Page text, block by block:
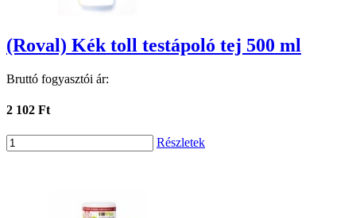
(Roval) Kék toll testápoló tej 500 ml
Bruttó fogyasztói ár:
2 102 Ft
Részletek